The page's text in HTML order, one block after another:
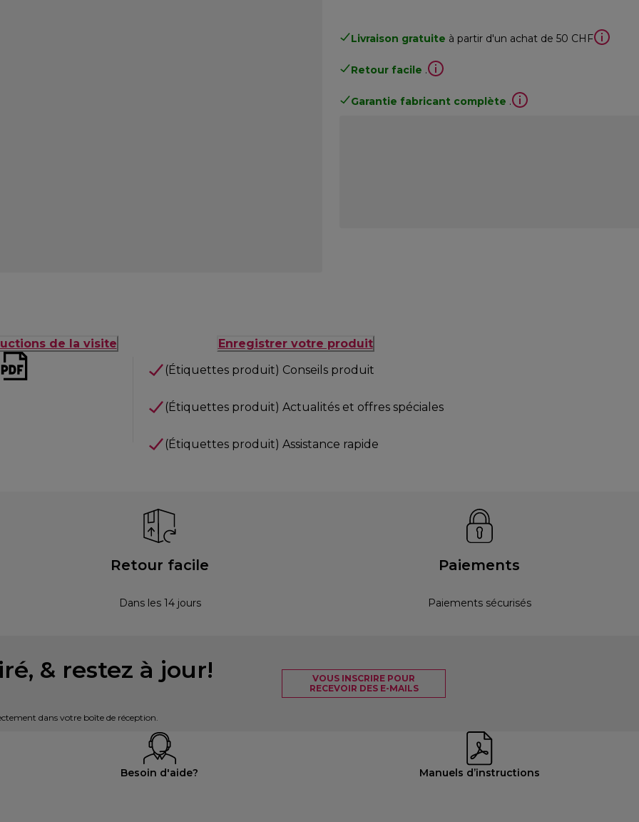
Livraison gratuite à partir d'un achat de 50 CHF
Retour facile .
Garantie fabricant complète .
de la visite
Enregistrer votre produit
(Étiquettes produit) Conseils produit
(Étiquettes produit) Actualités et offres spéciales
(Étiquettes produit) Assistance rapide
Retour facile
Dans les 14 jours
Paiements
Paiements sécurisés
& restez à jour!
dans votre boîte de réception.
VOUS INSCRIRE POUR
RECEVOIR DES E-MAILS
Besoin d'aide? Manuels d’instructions